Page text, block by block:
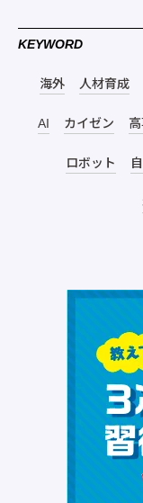
KEYWORD
海外 人材育成
AI カイゼン
ロボット